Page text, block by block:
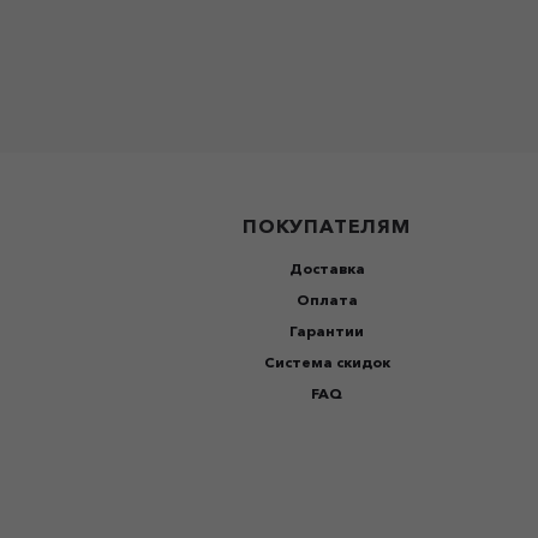
ПОКУПАТЕЛЯМ
Доставка
Оплата
Гарантии
Система скидок
FAQ